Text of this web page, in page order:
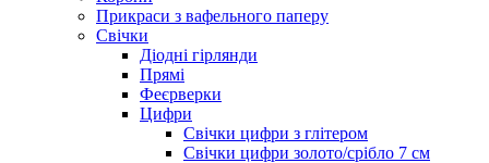
Прикраси з вафельного паперу
Свічки
Діодні гірлянди
Прямі
Феєрверки
Цифри
Свічки цифри з глітером
Свічки цифри золото/срібло 7 см